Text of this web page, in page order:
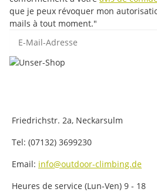
que je peux révoquer mon
mails à tout moment."
Friedrichstr. 2a, Neckarsulm
Tel: (07132) 3699230
Email: info@outdoor-climbing.de
Heures de service (Lun-Ven) 9 - 18